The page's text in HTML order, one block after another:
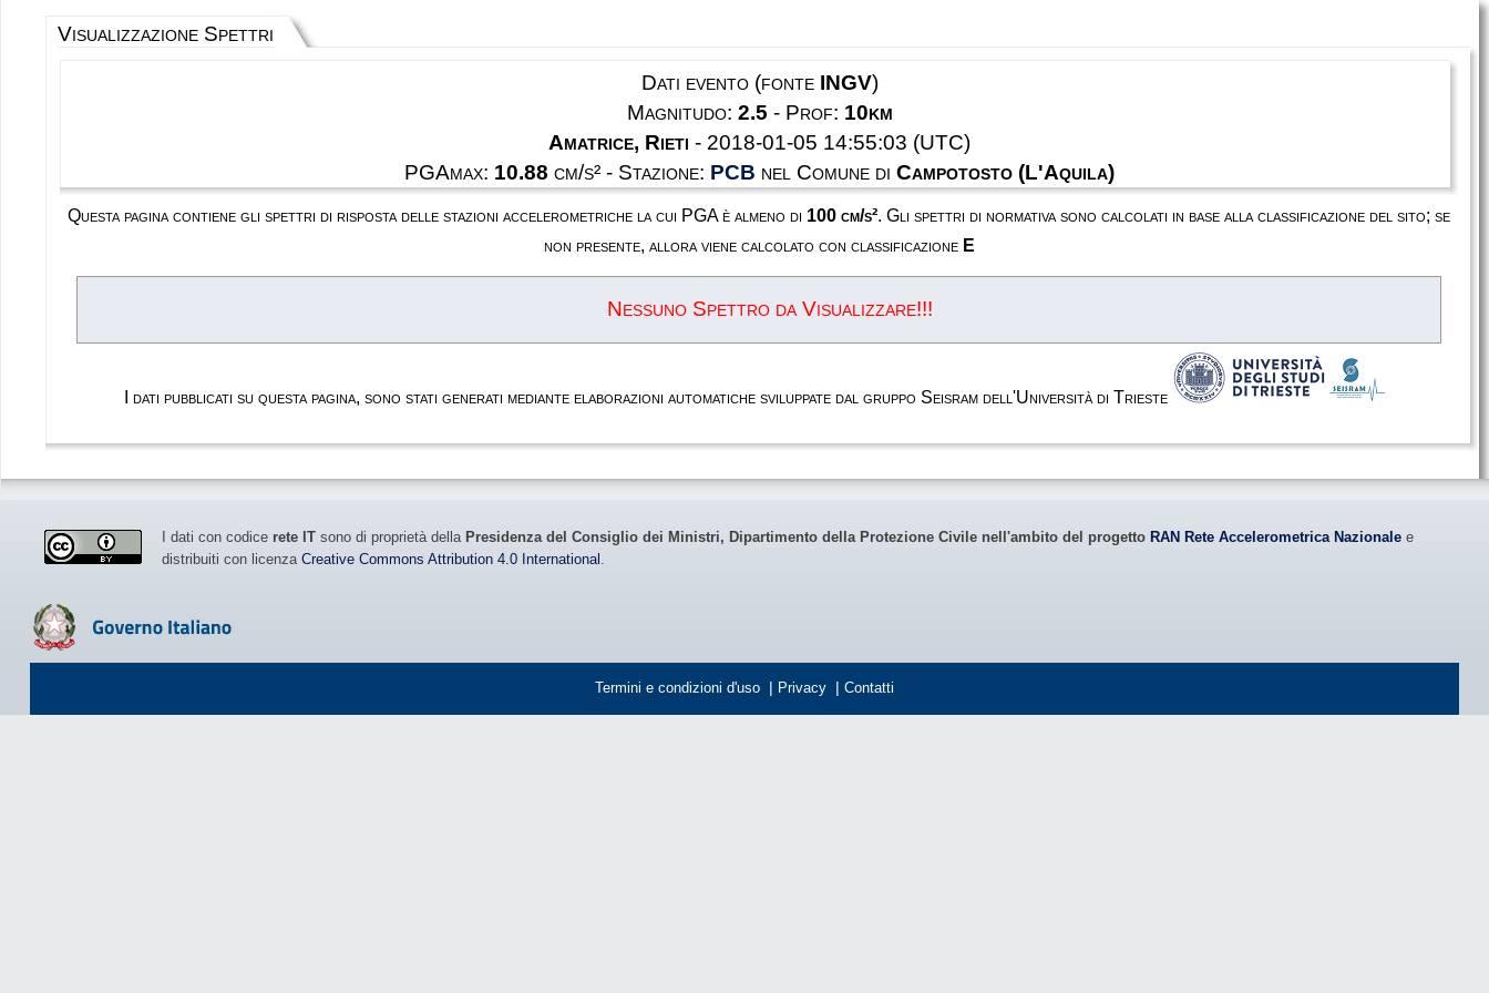
Visualizzazione Spettri
Dati evento (fonte INGV)
Magnitudo: 2.5 - Prof: 10km
Amatrice, Rieti - 2018-01-05 14:55:03 (UTC)
PGAmax: 10.88 cm/s² - Stazione: PCB nel Comune diCampotosto (L'Aquila)
Questa pagina contiene gli spettri di risposta delle stazioni accelerometriche la cui PGA è almeno di 100 cm/s². Gli spettri di normativa sono calcolati in base alla classificazione del sito; se
non presente, allora viene calcolato con classificazione E
Nessuno Spettro da Visualizzare!!!
I dati pubblicati su questa pagina, sono stati generati mediante elaborazioni automatiche sviluppate dal gruppo Seisram dell'Università di Trieste
I dati con codice rete IT sono di proprietà della Presidenza del Consiglio dei Ministri, Dipartimento della Protezione Civile nell'ambito del progetto RAN Rete Accelerometrica Nazionale e
distribuiti con licenza Creative Commons Attribution 4.0 International
Termini e condizioni d'uso | Privacy | Contatti